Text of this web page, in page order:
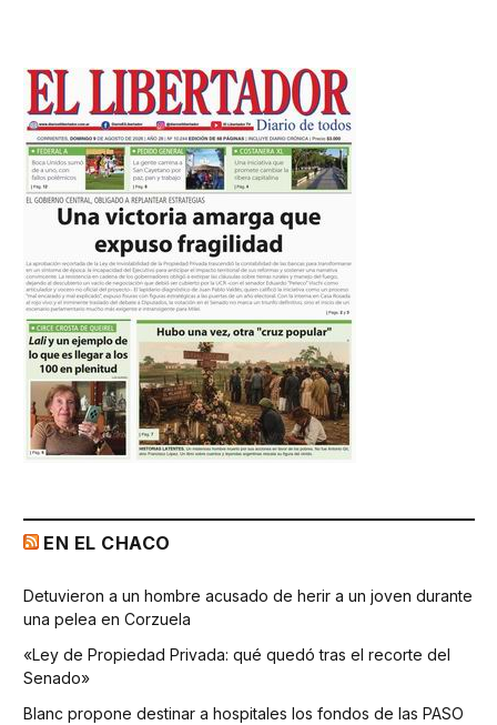
EN EL CHACO
Detuvieron a un hombre acusado de herir a un joven durante
una pelea en Corzuela
«Ley de Propiedad Privada: qué quedó tras el recorte del
Senado»
Blanc propone destinar a hospitales los fondos de las PASO